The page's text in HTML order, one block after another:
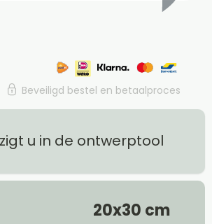
Beveiligd bestel en betaalproces
u in de ontwerptool
20x30 cm